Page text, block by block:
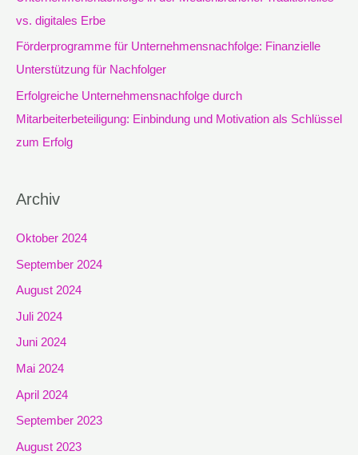
vs. digitales Erbe
Förderprogramme für Unternehmensnachfolge: Finanzielle
Unterstützung für Nachfolger
Erfolgreiche Unternehmensnachfolge durch
Mitarbeiterbeteiligung: Einbindung und Motivation als Schlüssel
zum Erfolg
Archiv
Oktober 2024
September 2024
August 2024
Juli 2024
Juni 2024
Mai 2024
April 2024
September 2023
August 2023